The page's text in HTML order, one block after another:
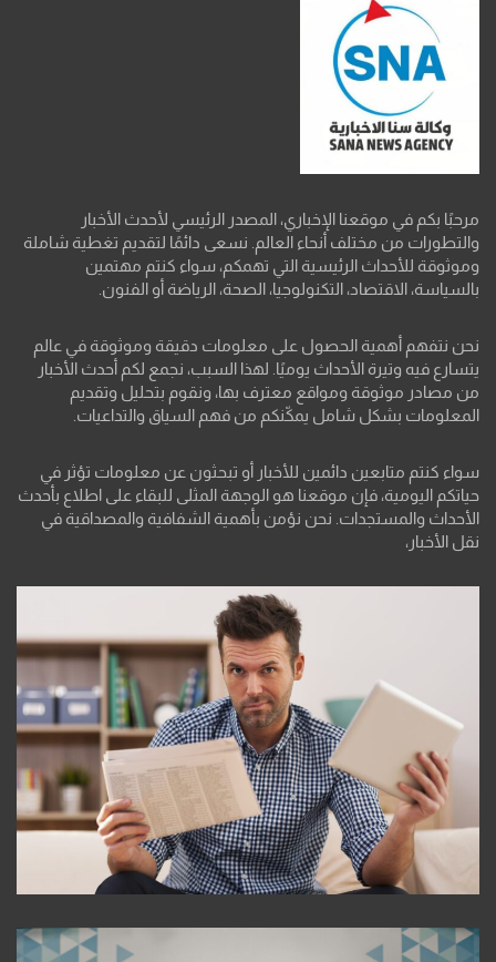
مرحبًا بكم في موقعنا الإخباري، المصدر الرئيسي لأحدث الأخبار
والتطورات من مختلف أنحاء العالم. نسعى دائمًا لتقديم تغطية شاملة
وموثوقة للأحداث الرئيسية التي تهمكم، سواء كنتم مهتمين
بالسياسة، الاقتصاد، التكنولوجيا، الصحة، الرياضة أو الفنون.
نحن نتفهم أهمية الحصول على معلومات دقيقة وموثوقة في عالم
يتسارع فيه وتيرة الأحداث يوميًا. لهذا السبب، نجمع لكم أحدث الأخبار
من مصادر موثوقة ومواقع معترف بها، ونقوم بتحليل وتقديم
المعلومات بشكل شامل يمكّنكم من فهم السياق والتداعيات.
سواء كنتم متابعين دائمين للأخبار أو تبحثون عن معلومات تؤثر في
حياتكم اليومية، فإن موقعنا هو الوجهة المثلى للبقاء على اطلاع بأحدث
الأحداث والمستجدات. نحن نؤمن بأهمية الشفافية والمصداقية في
نقل الأخبار،